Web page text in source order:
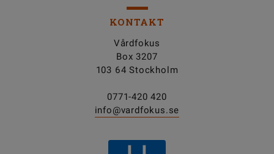
KONTAKT
Vårdfokus
Box 3207
103 64 Stockholm
0771-420 420
info@vardfokus.se